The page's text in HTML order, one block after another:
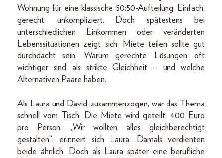
Wohnung für eine klassische 50:50-Aufteilung. Einfach,
gerecht, unkompliziert. Doch spätestens bei
unterschiedlichen Einkommen oder veränderten
Lebenssituationen zeigt sich: Miete teilen sollte gut
durchdacht sein. Warum gerechte Lösungen oft
wichtiger sind als strikte Gleichheit – und welche
Alternativen Paare haben.
Als Laura und David zusammenzogen, war das Thema
schnell vom Tisch: Die Miete wird geteilt, 400 Euro
pro Person. „Wir wollten alles gleichberechtigt
gestalten“, erinnert sich Laura. Damals verdienten
beide ähnlich. Doch als Laura später eine berufliche